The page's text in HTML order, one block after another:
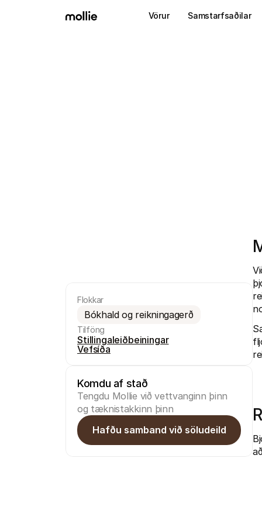
Flokkar
Bókhald og reikningagerð
Tilföng
Stillingaleiðbeiningar
Vefsíða
Komdu af stað
Tengdu Mollie við vettvanginn þinn
og tæknistakkinn þinn
Hafðu samband við söludeild
Vörur Samstarfsaðilar